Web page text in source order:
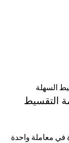
التقسيط
في معاملة واحدة